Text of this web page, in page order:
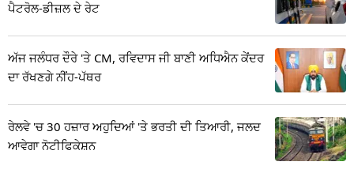
ਪੈਟਰੋਲ-ਡੀਜ਼ਲ ਦੇ ਰੇਟ
ਅੱਜ ਜਲੰਧਰ ਦੌਰੇ 'ਤੇ CM, ਰਵਿਦਾਸ ਜੀ ਬਾਣੀ ਅਧਿਐਨ ਕੇਂਦਰ
ਦਾ ਰੱਖਣਗੇ ਨੀਂਹ-ਪੱਥਰ
ਰੇਲਵੇ 'ਚ 30 ਹਜ਼ਾਰ ਅਹੁਦਿਆਂ 'ਤੇ ਭਰਤੀ ਦੀ ਤਿਆਰੀ, ਜਲਦ
ਆਵੇਗਾ ਨੋਟੀਫਿਕੇਸ਼ਨ